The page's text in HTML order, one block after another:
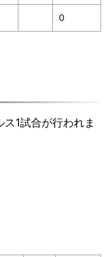
0
1試合が行われま